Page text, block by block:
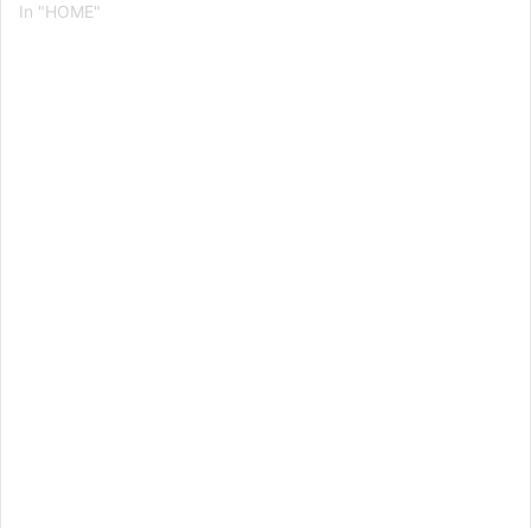
In "HOME"